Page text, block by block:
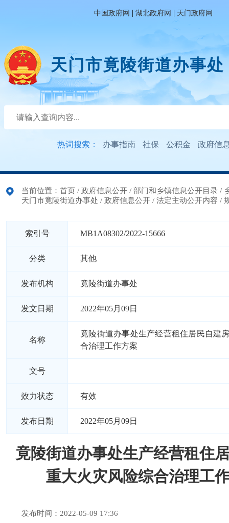
中国政府网 | 湖北政府网 | 天门政府网
天门市竟陵街道办事处
热词搜索： 办事指南 社保 公积金 政府信
当前位置： 首页 / 政府信息公开 / 部门和乡镇信息公开目录 /
天门市竟陵街道办事处 / 政府信息公开 / 法定主动公开内容 /
索引号 MB1A08302/2022-15666
分类 其他
发布机构 竟陵街道办事处
发文日期 2022年05月09日
名称
竟陵街道办事处生产经营租住居民自建
合治理工作方案
文号
效力状态 有效
发布日期 2022年05月09日
竟陵街道办事处生产经营租住
重大火灾风险综合治理工
发布时间：2022-05-09 17:36